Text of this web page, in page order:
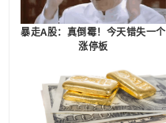
暴走A股：真倒霉！今天错失一个
涨停板